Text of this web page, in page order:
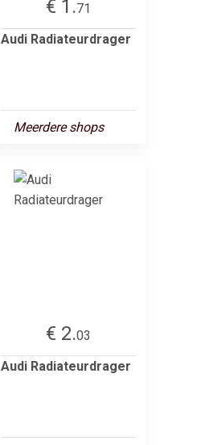
€ 1.71
Audi Radiateurdrager
Meerdere shops
€ 2.03
Audi Radiateurdrager